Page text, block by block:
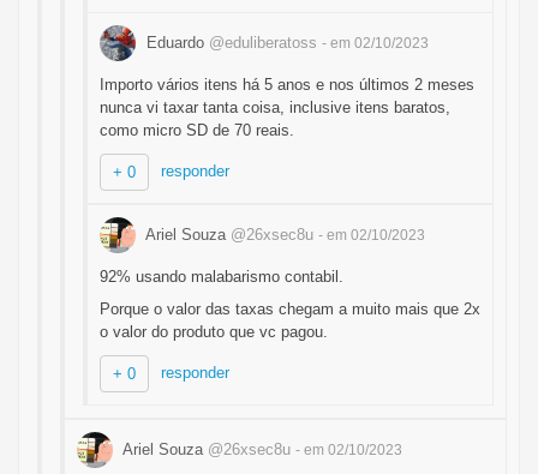
Eduardo @eduliberatoss - em 02/10/2023
Importo vários itens há 5 anos e nos últimos 2 meses
nunca vi taxar tanta coisa, inclusive itens baratos,
como micro SD de 70 reais.
+ 0 responder
Ariel Souza @26xsec8u - em 02/10/2023
92% usando malabarismo contabil.
Porque o valor das taxas chegam a muito mais que 2x
o valor do produto que vc pagou.
+ 0 responder
Ariel Souza @26xsec8u - em 02/10/2023